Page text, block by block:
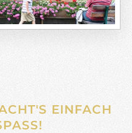
EINFACH